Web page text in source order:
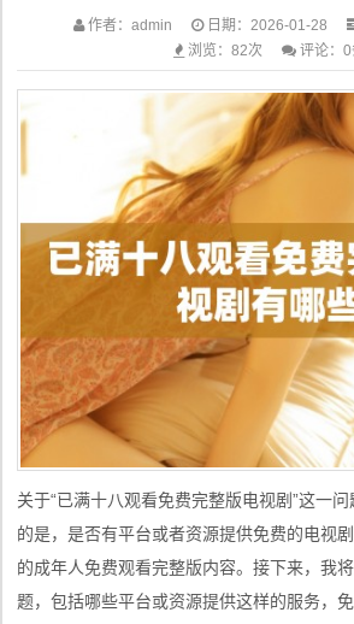
作者：admin 日期：2026-01-28
浏览：82次
评论：0
关于“已满十八观看免费完整版电视剧”这一
的是，是否有平台或者资源提供免费的电视
的成年人免费观看完整版内容。接下来，我
题，包括哪些平台或资源提供这样的服务，